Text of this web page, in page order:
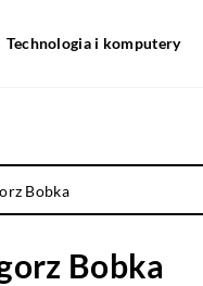
Technologia i komputery
Bobka
Bobka